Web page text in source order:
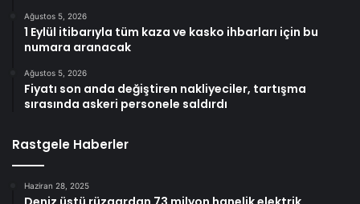
Ağustos 5, 2026
1 Eylül itibarıyla tüm kaza ve kasko ihbarları için bu
numara aranacak
Ağustos 5, 2026
Fiyatı son anda değiştiren nakliyeciler, tartışma
sırasında askeri personele saldırdı
Rastgele Haberler
Haziran 28, 2025